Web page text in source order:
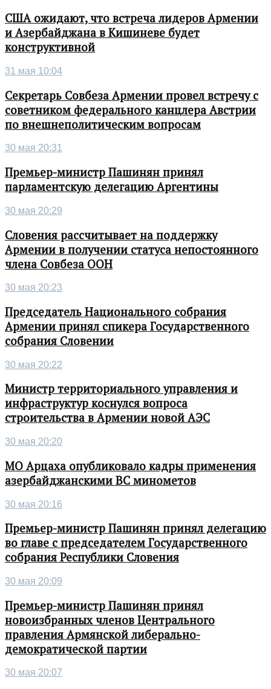
США ожидают, что встреча лидеров Армении
и Азербайджана в Кишиневе будет
конструктивной
31 мая 10:04
Секретарь Совбеза Армении провел встречу с
советником федерального канцлера Австрии
по внешнеполитическим вопросам
30 мая 20:31
Премьер-министр Пашинян принял
парламентскую делегацию Аргентины
30 мая 20:29
Словения рассчитывает на поддержку
Армении в получении статуса непостоянного
члена Совбеза ООН
30 мая 20:23
Председатель Национального собрания
Армении принял спикера Государственного
собрания Словении
30 мая 20:22
Министр территориального управления и
инфраструктур коснулся вопроса
строительства в Армении новой АЭС
30 мая 20:20
МО Арцаха опубликовало кадры применения
азербайджанскими ВС минометов
30 мая 20:16
Премьер-министр Пашинян принял делегацию
во главе с председателем Государственного
собрания Республики Словения
30 мая 20:09
Премьер-министр Пашинян принял
новоизбранных членов Центрального
правления Армянской либерально-
демократической партии
30 мая 20:07